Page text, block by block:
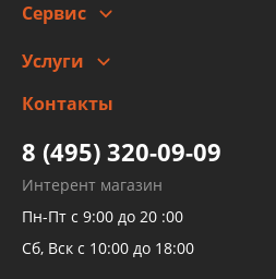
Сервис
Заправка кондиционера авто
Детейлинг
Услуги
высокого давления
Тормозных трубок
Рукавов гидроусилителей
Рукавов компрессоров и турбин
Трубок кондиционеров
Контакты
8 (495) 320-09-09
Интерент магазин
Пн-Пт с 9:00 до 20 :00
Сб, Вск с 10:00 до 18:00